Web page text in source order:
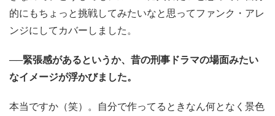
的にもちょっと挑戦してみたいなと思ってファンク・アレ
ンジにしてカバーしました。
──緊張感があるというか、昔の刑事ドラマの場面みたい
なイメージが浮かびました。
本当ですか（笑）。自分で作ってるときなん何となく景色